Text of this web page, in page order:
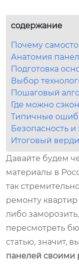
содержание
Почему
Анатомия
Подготовка
Выбор
Пошаговый
Где можно
Типичные
Безопасность
Итоговый
Давайте будем
материалы в
так
ремонту
либо
пересмотреть
статью, значит,
панелей своими